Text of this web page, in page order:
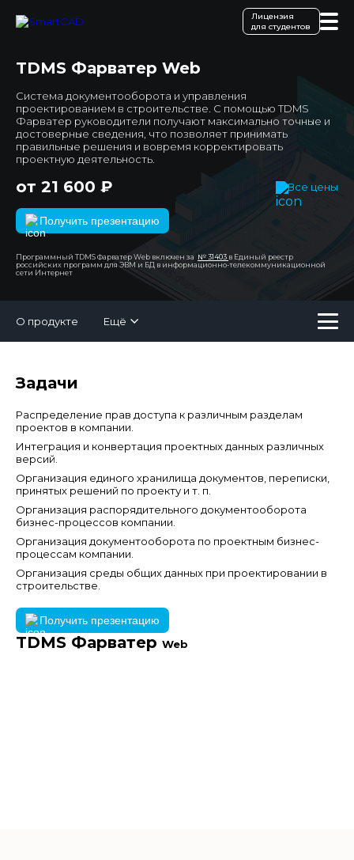
Лицензия
для студентов
TDMS Фарватер Web
Система документооборота и управления
проектированием в строительстве. С помощью TDMS
Фарватер руководители получают максимально точные и
достоверные сведения, что позволяет принимать
правильные решения и вовремя корректировать
проектную деятельность.
от 21 600 ₽ Все цены
Получить презентацию
Программный TDMS Фарватер Web включен за № 31403 в Единый реестр
российских программ для ЭВМ и БД в информационно-телекоммуникационной
сети Интернет
О продукте Ещё
Задачи
Распределение прав доступа к различным разделам
проектов в компании.
Интеграция и конвертация проектных данных различных
версий.
Организация единого хранилища документов, переписки,
принятых решений по проекту и т. п.
Организация распорядительного документооборота
бизнес-процессов компании.
Организация документооборота по проектным бизнес-
процессам компании.
Организация среды общих данных при проектировании в
строительстве.
Получить презентацию
TDMS Фарватер Web